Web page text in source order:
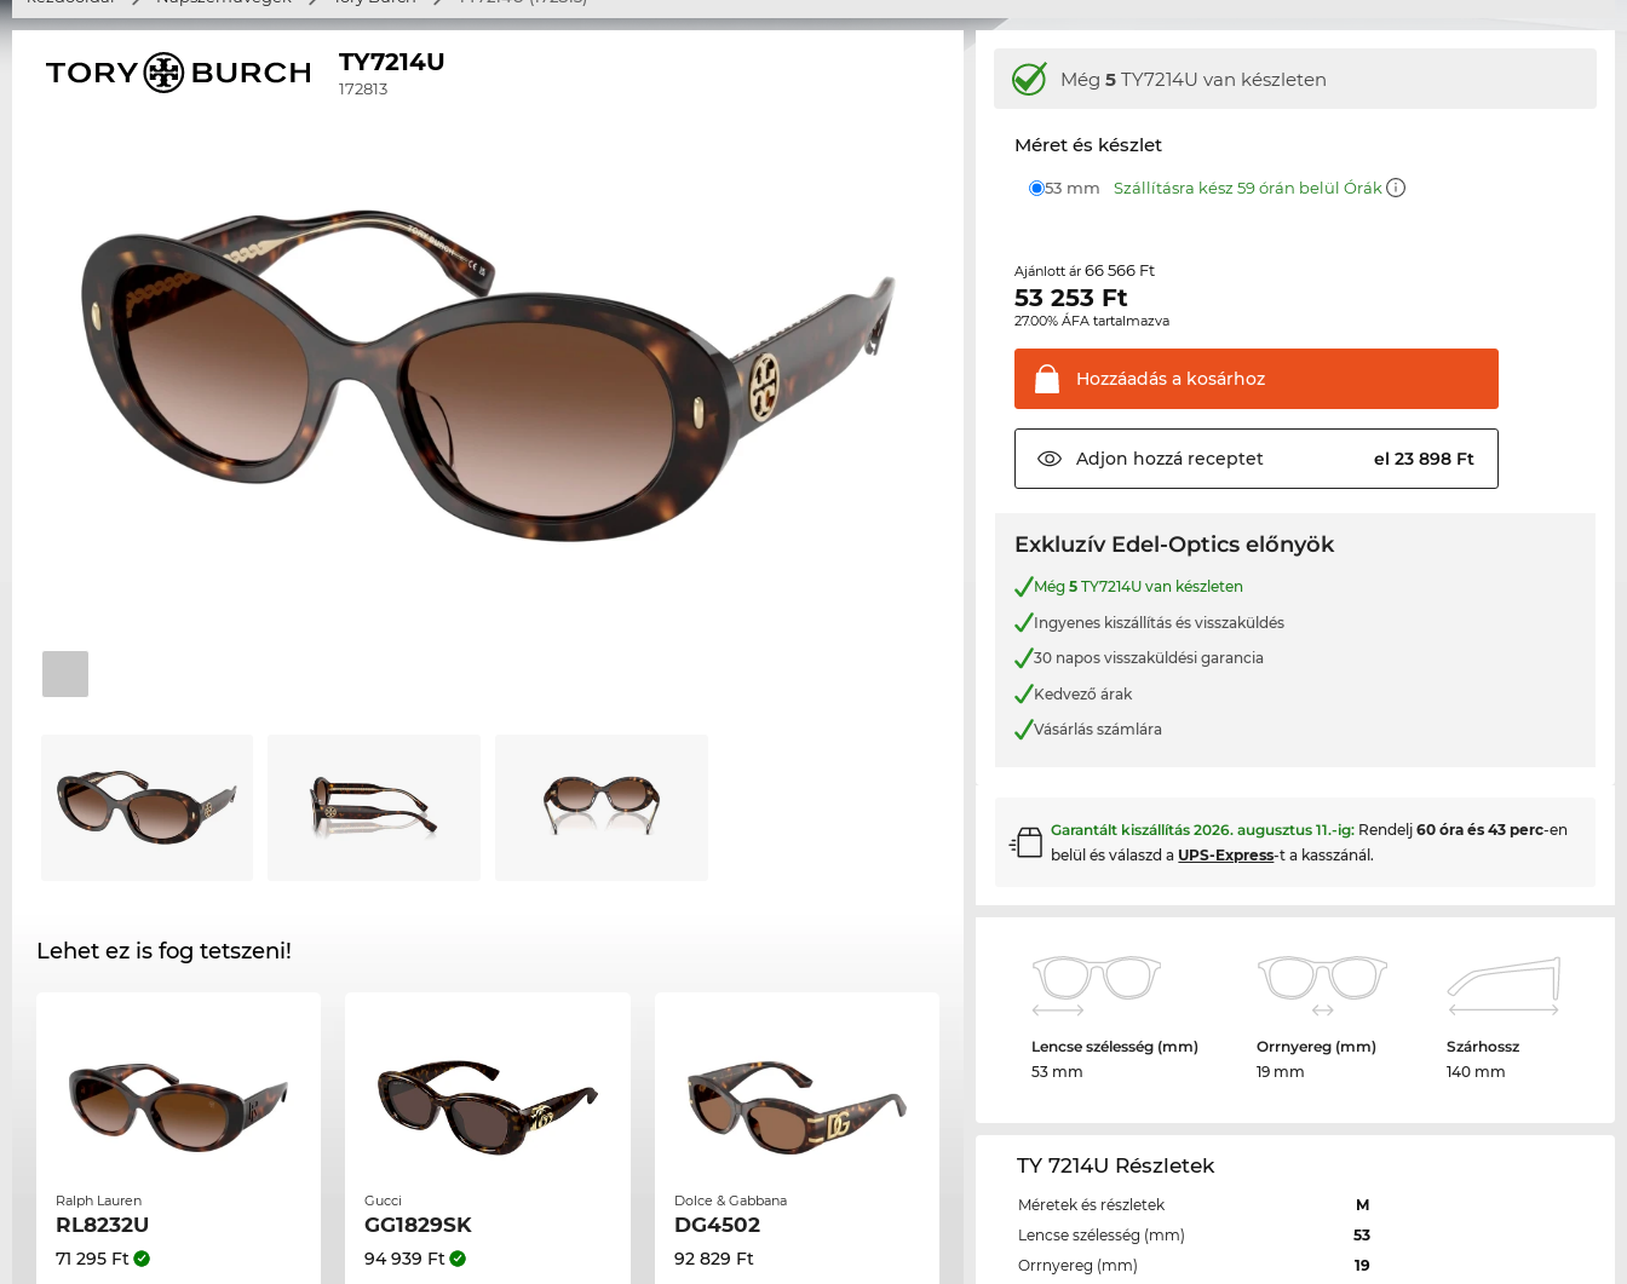
TY7214U
172813
Lehet ez is fog tetszeni!
Ralph Lauren
RL8232U
71 295 Ft
Gucci
GG1829SK
94 939 Ft
Dolce & Gabbana
DG4502
92 829 Ft
Még5 TY7214U van készleten
Méret és készlet
53 mm Szállításra kész 59 órán belül Órák
Ajánlott ár66 566 Ft
53 253 Ft
27.00% ÁFA tartalmazva
Hozzáadás a kosárhoz
Adjon hozzá receptet el 23 898 Ft
Exkluzív Edel-Optics előnyök
Még5 TY7214U van készleten
Ingyenes kiszállítás és visszaküldés
30 napos visszaküldési garancia
Kedvező árak
Vásárlás számlára
Garantált kiszállítás2026. augusztus 11.-ig: Rendelj60 óra és 43 perc-en
belül és válaszd a UPS-Express-t a kasszánál.
Lencse szélesség (mm)
53 mm
Orrnyereg (mm)
19 mm
Szárhossz
140 mm
TY 7214U Részletek
Méretek és részletek
M
Lencse szélesség (mm)
53
Orrnyereg (mm)
19